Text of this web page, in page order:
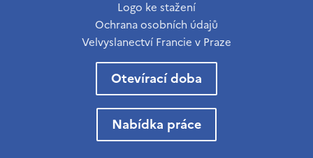
Logo ke stažení
Ochrana osobních údajů
Velvyslanectví Francie v Praze
Otevírací doba
Nabídka práce